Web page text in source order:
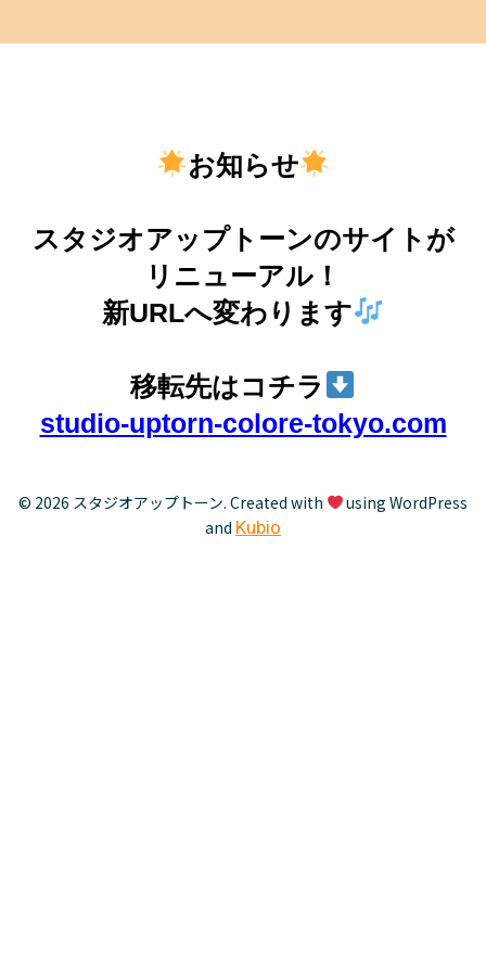
お知らせ
スタジオアップトーンのサイトが
リニューアル！
新URLへ変わります
移転先はコチラ
studio-uptorn-colore-tokyo.com
© 2026 スタジオアップトーン. Created with
using WordPress
and Kubio